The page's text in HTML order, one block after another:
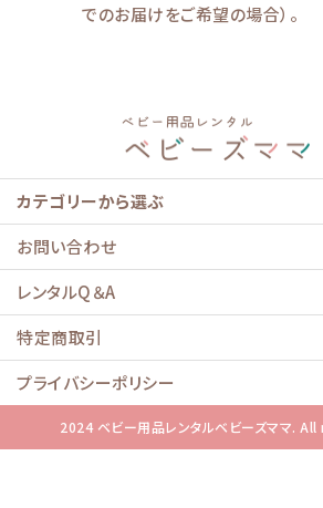
でのお届けをご希望の場合）。
カテゴリーから選ぶ
お問い合わせ
レンタルQ＆A
特定商取引
プライバシーポリシー
2024 ベビー用品レンタルベビーズママ.